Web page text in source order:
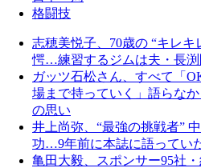
格闘技
志穂美悦子、70歳の “キレ
愕…練習するジムは夫・長渕
ガッツ石松さん、すべて「
場まで持っていく」語らな
の思い
井上尚弥、“最強の挑戦者”
功…9年前に本誌に語ってい
亀田大毅、スポンサー95社